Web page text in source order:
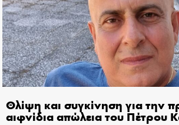
Θλίψη και συγκίνηση για την
αιφνίδια απώλεια του Πέτρου